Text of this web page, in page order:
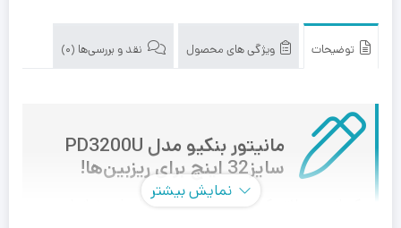
توضیحات ویژگی های محصول نقد و بررسی‌ها (0)
مانیتور بنکیو مدل PD3200U
سایز32 اینچ برای ریزبین‌ها!
یکی از محصولاتی که به‌طور تخصصی برای پاسخ به نیازهای
نمایش بیشتر